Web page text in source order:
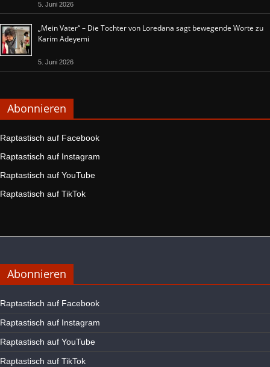
5. Juni 2026
„Mein Vater“ – Die Tochter von Loredana sagt bewegende Worte zu
Karim Adeyemi
5. Juni 2026
Abonnieren
Raptastisch auf Facebook
Raptastisch auf Instagram
Raptastisch auf YouTube
Raptastisch auf TikTok
Abonnieren
Raptastisch auf Facebook
Raptastisch auf Instagram
Raptastisch auf YouTube
Raptastisch auf TikTok